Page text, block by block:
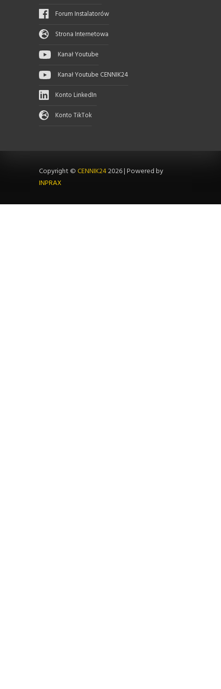
Forum Instalatorów
Strona Internetowa
Kanał Youtube
Kanał Youtube CENNIK24
Konto LinkedIn
Konto TikTok
Copyright ©CENNIK242026|Powered by
INPRAX